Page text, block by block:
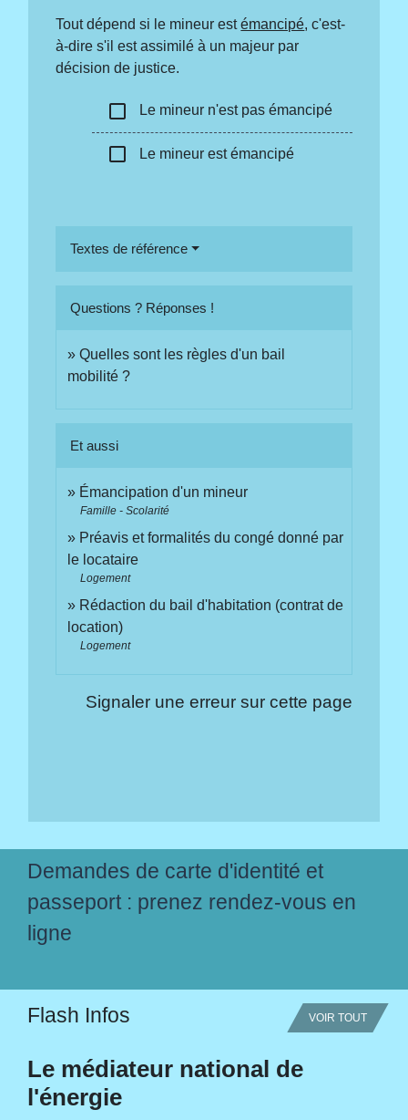
Tout dépend si le mineur estémancipé, c'est-
à-dire s'il est assimilé à un majeur par
décision de justice.
check_box_outline_blank Le mineur n'est pas émancipé
check_box_outline_blank Le mineur est émancipé
Textes de référence
Questions ? Réponses !
Quelles sont les règles d'un bail
mobilité ?
Et aussi
Émancipation d'un mineur
Famille - Scolarité
Préavis et formalités du congé donné par
le locataire
Logement
Rédaction du bail d'habitation (contrat de
location)
Logement
Signaler une erreur sur cette page
Demandes de carte d'identité et
passeport : prenez rendez-vous en
ligne
Flash Infos VOIR TOUT
Le médiateur national de
l'énergie